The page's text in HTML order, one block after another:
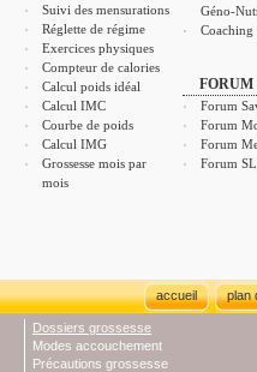
Suivi des mensurations
Réglette de régime
Exercices physiques
Compteur de calories
Calcul poids idéal
Calcul IMC
Courbe de poids
Calcul IMG
Grossesse mois par
mois
Géno-
Coaching
Forum
Forum
Forum
Forum
accueil plan
Dossiers grossesse
Modes accouchement
Précautions grossesse